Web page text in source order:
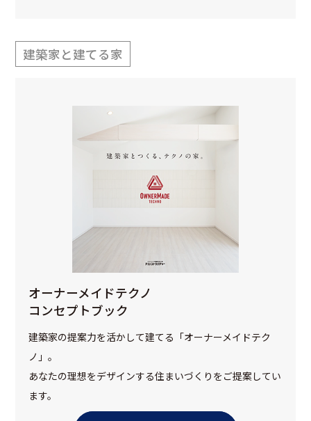
建築家と建てる家
オーナーメイドテクノ
コンセプトブック
建築家の提案力を活かして建てる「オーナーメイドテク
ノ」。
あなたの理想をデザインする住まいづくりをご提案してい
ます。